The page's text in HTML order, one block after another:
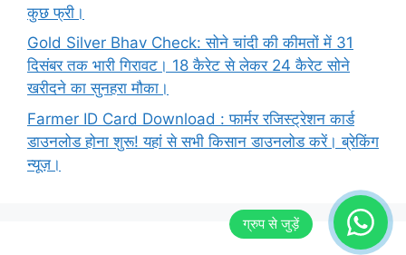
कुछ फ्री।
Gold Silver Bhav Check: सोने चांदी की कीमतों में 31
दिसंबर तक भारी गिरावट। 18 कैरेट से लेकर 24 कैरेट सोने
खरीदने का सुनहरा मौका।
Farmer ID Card Download : फार्मर रजिस्ट्रेशन कार्ड
डाउनलोड होना शुरू! यहां से सभी किसान डाउनलोड करें। ब्रेकिंग
न्यूज़।